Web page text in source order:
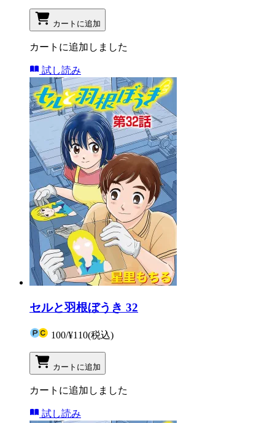
カートに追加
カートに追加しました
試し読み
セルと羽根ぼうき 32
100/¥110(税込)
カートに追加
カートに追加しました
試し読み